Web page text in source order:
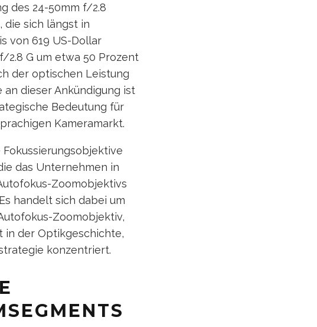
des 24-50mm f/2.8
die sich längst in
von 619 US-Dollar
2.8 G um etwa 50 Prozent
der optischen Leistung
dieser Ankündigung ist
Bedeutung für
Kameramarkt.
das Unternehmen in
Zoomobjektivs
handelt sich dabei um
Zoomobjektiv,
in der Optikgeschichte,
konzentriert.